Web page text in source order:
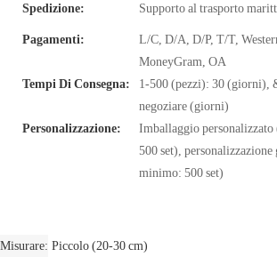
Spedizione: Supporto al trasporto
Pagamenti:
L/C, D/A, D/P, T/T,
MoneyGram, OA
Tempi Di Consegna:
1-500 (pezzi): 30 (giorni),
negoziare (giorni)
Personalizzazione:
Imballaggio
500 set),
minimo: 500 set)
Misurare Piccolo (20-30 cm)